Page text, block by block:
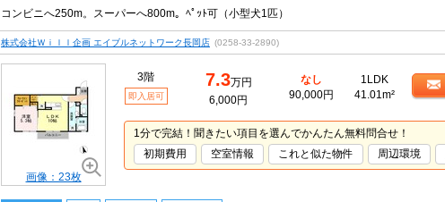
コンビニへ250m。スーパーへ800m。ﾍﾟｯﾄ可（小型犬1匹）
株式会社Ｗｉｌｌ企画 エイブルネットワーク長岡店 (0258-33-2890)
画像：23枚
3階
即入居可
7.3万円
6,000円
なし
90,000円
1LDK
41.01m²
1分で完結！聞きたい項目を選んでかんたん無料問合せ！
初期費用
空室情報 これと似た物件 周辺環境